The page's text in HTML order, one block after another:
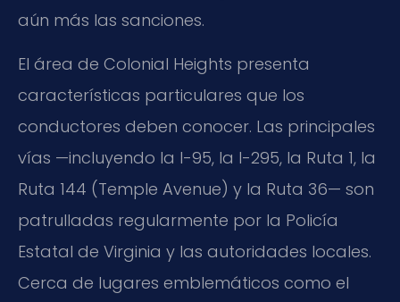
aún más las sanciones.
El área de Colonial Heights presenta
características particulares que los
conductores deben conocer. Las principales
vías —incluyendo la I-95, la I-295, la Ruta 1, la
Ruta 144 (Temple Avenue) y la Ruta 36— son
patrulladas regularmente por la Policía
Estatal de Virginia y las autoridades locales.
Cerca de lugares emblemáticos como el